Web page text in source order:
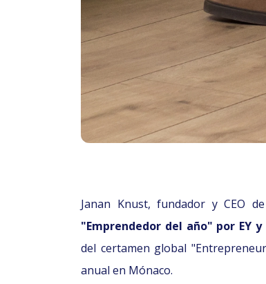
Janan Knust, fundador y CEO
"Emprendedor del año" por EY y
del certamen global
anual en Mónaco.